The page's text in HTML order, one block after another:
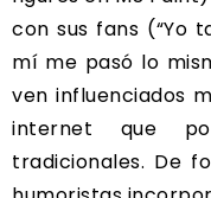
con sus fans (“Yo
mí me pasó lo
ven influenciados
internet que
tradicionales. De